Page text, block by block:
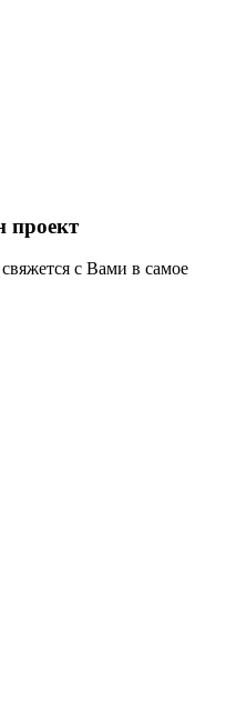
проект
с Вами в самое